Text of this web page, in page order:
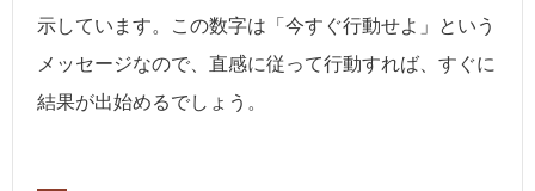
示しています。この数字は「今すぐ行動せよ」という
メッセージなので、直感に従って行動すれば、すぐに
結果が出始めるでしょう。